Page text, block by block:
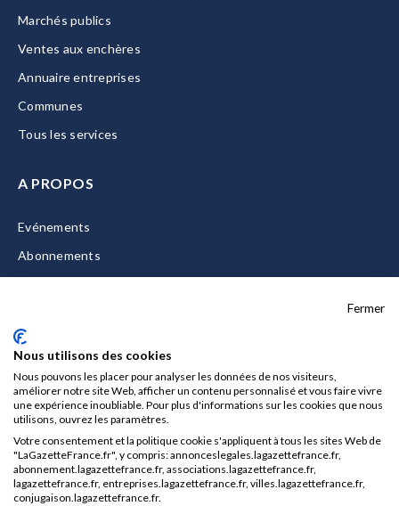
Marchés publics
Ventes aux enchères
Annuaire entreprises
Communes
Tous les services
A PROPOS
Evénements
Abonnements
Nous contacter
Mentions légales
CGU/CGV
Données personnelles
Fermer
Nous utilisons des cookies
Nous pouvons les placer pour analyser les données de nos visiteurs,
améliorer notre site Web, afficher un contenu personnalisé et vous faire vivre
une expérience inoubliable. Pour plus d'informations sur les cookies que nous
utilisons, ouvrez les paramètres.
Votre consentement et la politique cookie s'appliquent à tous les sites Web de
"LaGazetteFrance.fr", y compris: annonceslegales.lagazettefrance.fr,
abonnement.lagazettefrance.fr, associations.lagazettefrance.fr,
lagazettefrance.fr, entreprises.lagazettefrance.fr, villes.lagazettefrance.fr,
conjugaison.lagazettefrance.fr.